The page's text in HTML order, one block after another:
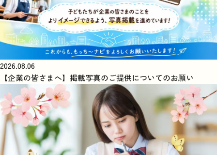
2026.08.06
【企業の皆さまへ】掲載写真のご提供についてのお願い